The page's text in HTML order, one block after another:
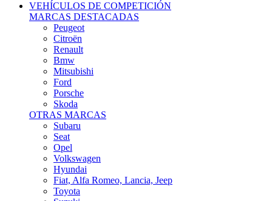
VEHÍCULOS DE COMPETICIÓN
MARCAS DESTACADAS
Peugeot
Citroën
Renault
Bmw
Mitsubishi
Ford
Porsche
Skoda
OTRAS MARCAS
Subaru
Seat
Opel
Volkswagen
Hyundai
Fiat, Alfa Romeo, Lancia, Jeep
Toyota